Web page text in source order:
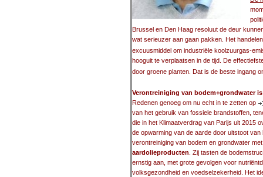
Brussel en Den Haag resoluut de deur
wat serieuzer aan gaan pakken. Het
excuusmiddel om industriële koolzuurgas-
hooguit te verplaatsen in de tijd. De
door groene planten. Dat is de beste ingang
Verontreiniging van bodem+grondwater
Redenen genoeg om nu echt in te zetten op
van het gebruik van fossiele brandstoffen,
die in het Klimaatverdrag van Parijs uit 2015
de opwarming van de aarde door uitstoot
verontreiniging van bodem en grondwater
aardolieproducten . Zij tasten de
ernstig aan, met grote gevolgen voor
volksgezondheid en voedselzekerheid. Het